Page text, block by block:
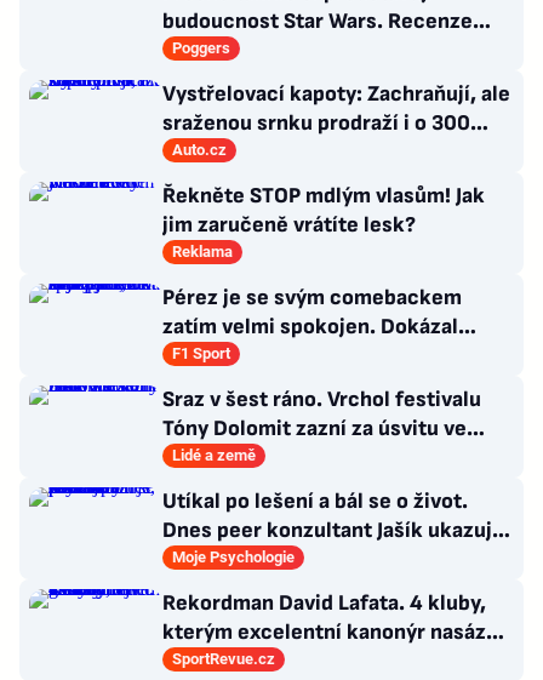
budoucnost Star Wars. Recenze
Star Wars: The Ninth Jedi
Poggers
Vystřelovací kapoty: Zachraňují, ale
sraženou srnku prodraží i o 300
tisíc
Auto.cz
Řekněte STOP mdlým vlasům! Jak
jim zaručeně vrátíte lesk?
Reklama
Pérez je se svým comebackem
zatím velmi spokojen. Dokázal
jsem, že stále patřím k nejlepším,
F1 Sport
Sraz v šest ráno. Vrchol festivalu
Tóny Dolomit zazní za úsvitu ve
3000 metrech
Lidé a země
Utíkal po lešení a bál se o život.
Dnes peer konzultant Jašík ukazuje,
že cesta z psychózy existuje
Moje Psychologie
Rekordman David Lafata. 4 kluby,
kterým excelentní kanonýr nasázel
během kariéry nejvíc gólů
SportRevue.cz